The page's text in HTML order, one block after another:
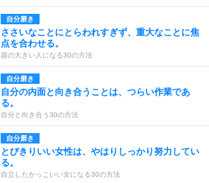
自分磨き
ささいなことにとらわれすぎず、重大なことに焦
点を合わせる。
器の大きい人になる30の方法
自分磨き
自分の内面と向き合うことは、つらい作業であ
る。
自分と向き合う30の方法
自分磨き
とびきりいい女性は、やはりしっかり努力してい
る。
自立したかっこいい女になる30の方法